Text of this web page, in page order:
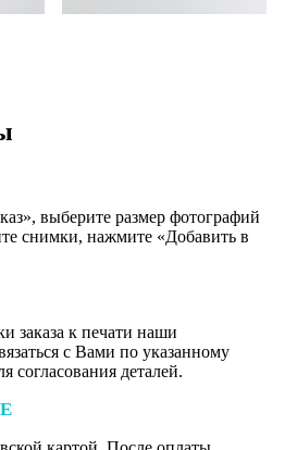
выберите размер фотографий
снимки, нажмите «Добавить в
заказа к печати наши
с Вами по указанному
согласования деталей.